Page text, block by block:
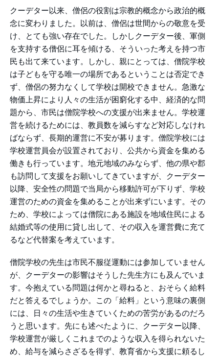
クーデター以来、僧侶の役割は宗教的概念から政治的概
念に変わりました。以前は、僧侶は世間からの敬意を受
け、とても強い存在でした。しかしクーデター後、軍側
を支持する僧侶に耳を傾ける、そういった考えを持つ市
民も出て来ています。しかし、親にとっては、僧院学校
は子どもを守る唯一の場所であるということは否定でき
ず、僧侶の努力なくして学校は開校できません。急激な
物価上昇により人々の生活が困窮化する中、経済的な問
題から、市民は僧院学校への支援が出来ません。学校運
営を続けるためには、教員数を減らすなど対応しなけれ
ばならず、長期的運営に不安が募ります。僧院学校には
学校運営員会が設置されており、公共から資金を集める
働きも行っています。地元地域のみならず、他の県や郡
も訪問して支援をお願いしてきていますが、クーデター
以降、安全性の問題で当局から移動許可が下りず、学校
運営のための資金を集めることが出来ずにいます。その
ため、学校によっては僧院にある施設を地域住民による
結婚式等の使用に貸し出して、その収入を運営費に充て
るなど代替案を考えています。
僧院学校の先生は市民不服従運動には参加していません
が、クーデターの影響はそうした先生方にも及んでいま
す。今抱えている問題は何かと尋ねると、おそらく給料
だと答えるでしょうか。この「給料」という意味の裏側
には、日々の生活や生きていくための苦労があるのだろ
うと思います。先にも述べたように、クーデター以降、
学校運営が厳しくこれまでのような収入を得られないた
め、給与を減らさざるを得ず、教育省から支援に頼るし